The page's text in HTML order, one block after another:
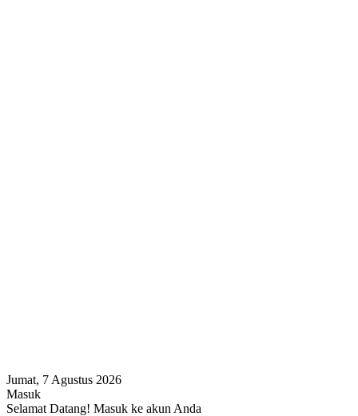
Jumat, 7 Agustus 2026
Masuk
Selamat Datang! Masuk ke akun Anda